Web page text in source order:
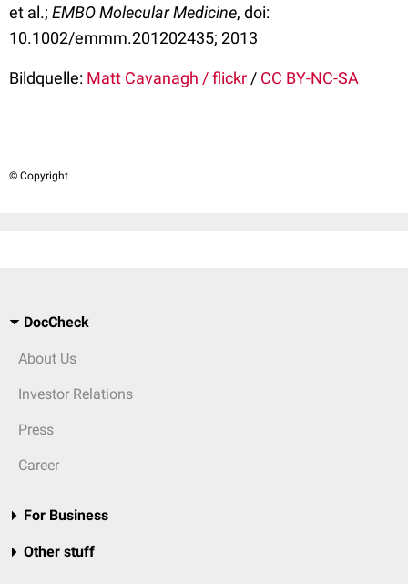
et al.; EMBO Molecular Medicine, doi:
10.1002/emmm.201202435; 2013
Bildquelle: Matt Cavanagh / flickr / CC BY-NC-SA
© Copyright
DocCheck
About Us
Investor Relations
Press
Career
For Business
Other stuff